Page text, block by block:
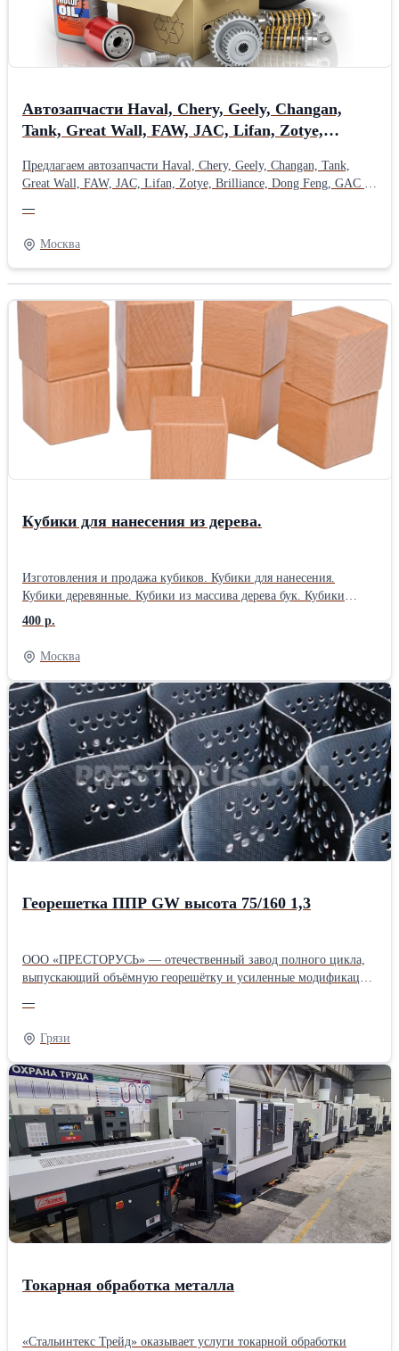
Автозапчасти Haval, Chery, Geely, Changan,
Tank, Great Wall, FAW, JAC, Lifan, Zotye,
Предлагаем автозапчасти Haval, Chery, Geely, Changan, Tank,
Great Wall, FAW, JAC, Lifan, Zotye, Brilliance, Dong Feng, GAC и
Европы. Для предприятий и организаций - заключаем договора
поставок на выгодных условиях. Возможна доставка ТК ро РФ.
BAIC BAW Belgee Brilliance BYD Changan CHERY Dongfeng
Evolute Exeed FAW Foton GAC Geely Great Wall Hafei Haima
Moskvich Omoda Shacman Sollers SWM TANK Vortex VOYAH
ZEEKR Zotye. Alfa Romeo Audi BMW Chevrolet Chrysler Citroen
Dacia (Renault) Daewoo DAF Daihatsu Dodge Fiat Ford Honda
Hyundai Isuzu Iveco Jaguar Jeep Kia Lancia Land Rover LDV Lexus
Mazda Mercedes MG Mini Mitsubishi Nissan Opel Peugeot Porsche
Proton Renault Rover Saab Seat Skoda Smart SsangYong Subaru
Suzuki Toyota Volkswagen Volvo
—
Москва
Кубики для нанесения из дерева.
Изготовления и продажа кубиков. Кубики для нанесения.
Кубики деревянные. Кубики из массива дерева бук. Кубики
обработаны маслом. Кубики из бука с размером 40х40мм.
Стоимость кубика с гравировкой на каждой стороне. Тираж.
Стоимость. 300шт 400 руб. 500шт. 370 руб. 700шт. 350 руб.
1000шт. 320 руб. Работаем без НДС., оплата безнал.
400 р.
Москва
Георешетка ППР GW высота 75/160 1,3
ООО «ПРЕСТОРУСЬ» — отечественный завод полного цикла,
выпускающий объёмную георешётку и усиленные модификации
Предприятие с 25-летним опытом предлагает инженерное
сопровождение проектов и поставки по всей России, сокращая
бюджет объектов за счёт экономии сыпучих материалов и
ускорения монтажных работ. Продукция адаптирована к
сложному климату и высоким нагрузкам, что подтверждено
участием в более чем двух тысячах объектов в РФ и за рубежом.
—
Грязи
Токарная обработка металла
«Стальинтекс Трейд» оказывает услуги токарной обработки